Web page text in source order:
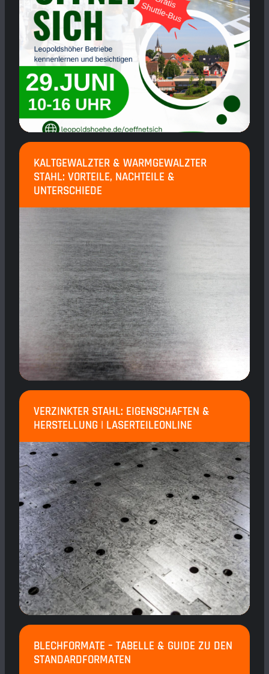
KALTGEWALZTER & WARMGEWALZTER
STAHL: VORTEILE, NACHTEILE &
UNTERSCHIEDE
VERZINKTER STAHL: EIGENSCHAFTEN &
HERSTELLUNG | LASERTEILEONLINE
BLECHFORMATE – TABELLE & GUIDE ZU DEN
STANDARDFORMATEN